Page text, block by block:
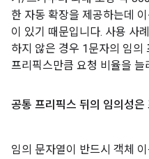
한 자동 확장을 제공하는데
이 있기 때문입니다. 사용 사
하지 않은 경우 1문자의 임의
프리픽스만큼 요청 비율을 늘
공통 프리픽스 뒤의 임의성은
임의 문자열이 반드시 객체